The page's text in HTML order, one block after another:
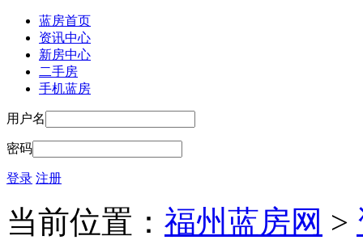
蓝房首页
资讯中心
新房中心
二手房
手机蓝房
用户名
密码
登录 注册
当前位置： 福州蓝房网 >